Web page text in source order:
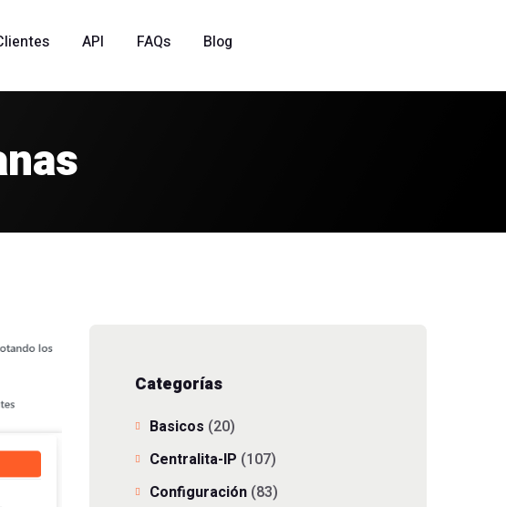
API FAQs
Blog
Categorías
Basicos (20)
Centralita-IP (107)
Configuración (83)